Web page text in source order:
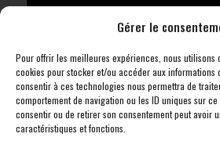
Gérer le
Pour offrir les meilleures expériences, nous utilisons
cookies pour stocker et/ou accéder aux informations
consentir à ces technologies nous permettra de
comportement de navigation ou les ID uniques sur
consentir ou de retirer son consentement peut avoir
caractéristiques et fonctions.